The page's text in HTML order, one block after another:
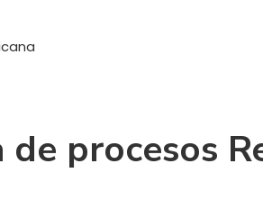
procesos